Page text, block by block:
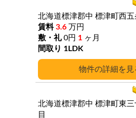
詳細
北海道標津郡中 標津町西五
3.6 万円
0円 1 ヶ月
1LDK
北海道標津郡中 標津町東
目